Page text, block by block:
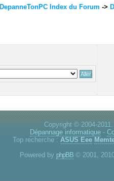
DepanneTonPC Index du Forum ->
Copyright © 2004-
Dépannage informatique -
Top recherche : ASUS Eee
Powered by phpBB © 2001,